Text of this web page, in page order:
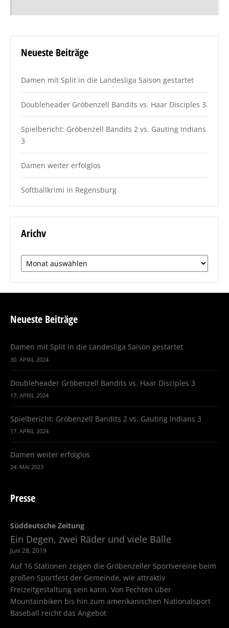
Neueste Beiträge
Damen mit Split in die Landesliga Saison gestartet
Doubleheader Gröbenzell Bandits vs. Haar Disciples 3
Spielbericht: Gröbenzell Bandits 2 vs. Gauting Indians
3
Damen weiter erfolglos
Softballkrimi in Regensburg
Arichv
Arichv
Neueste Beiträge
Damen mit Split in die Landesliga Saison gestartet
30. APRIL 2024
Doubleheader Gröbenzell Bandits vs. Haar Disciples 3
17. APRIL 2024
Spielbericht: Gröbenzell Bandits 2 vs. Gauting Indians 3
17. APRIL 2024
Damen weiter erfolglos
24. MAI 2023
Presse
Juni 28, 2019
Süddeutsche Zeitung
Ein Degen, zwei Räder und viele Bälle
Auf 16 Stationen zeigen die Gröbenzeller Sportvereine beim
großen Sportfest der Gemeinde, wie attraktiv
Freizeitgestaltung sein kann. Von Fechten über
Mountainbiken bis hin zum amerikanischen Nationalsport
Baseball reicht das Angebot